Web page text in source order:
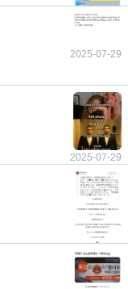
2025-08-02
2025-07-29
2025-07-29
2025-07-29
2025-07-29